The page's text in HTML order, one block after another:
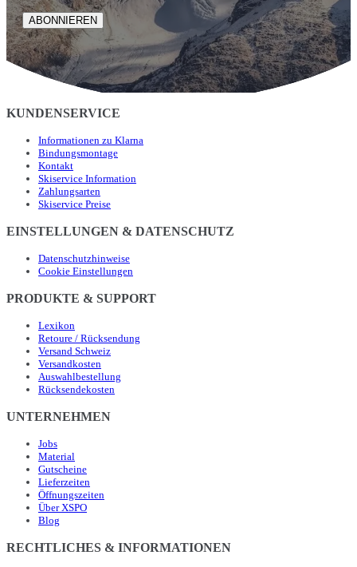
ABONNIEREN
KUNDENSERVICE
Informationen zu Klarna
Bindungsmontage
Kontakt
Skiservice Information
Zahlungsarten
Skiservice Preise
EINSTELLUNGEN & DATENSCHUTZ
Datenschutzhinweise
Cookie Einstellungen
PRODUKTE & SUPPORT
Lexikon
Retoure / Rücksendung
Versand Schweiz
Versandkosten
Auswahlbestellung
Rücksendekosten
UNTERNEHMEN
Jobs
Material
Gutscheine
Lieferzeiten
Öffnungszeiten
Über XSPO
Blog
RECHTLICHES & INFORMATIONEN